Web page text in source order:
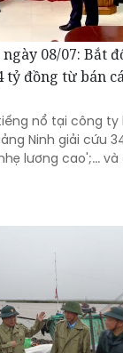
08/07: Bắt
tỷ đồng từ bán
nổ tại công
Ninh giải cứu
lương cao';...